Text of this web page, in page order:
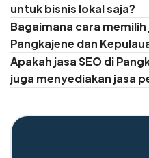
untuk bisnis lokal saja?
Bagaimana cara memilih
Pangkajene dan
Apakah jasa SEO di
juga menyediakan jasa